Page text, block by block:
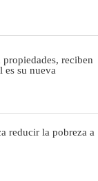
propiedades, reciben
es su nueva
reducir la pobreza a